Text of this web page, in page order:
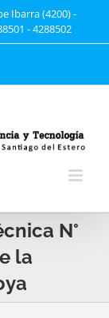
Ibarra (4200) -
- 4288502
N°
la